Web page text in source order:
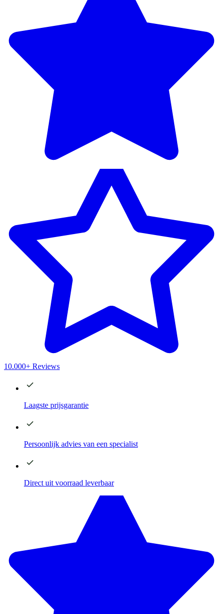
10.000+ Reviews
Laagste prijsgarantie
Persoonlijk advies van een specialist
Direct uit voorraad leverbaar